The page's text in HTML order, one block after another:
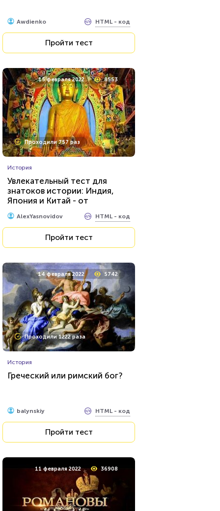
Awdienko HTML - код
Пройти тест
15 февраля 2022 8553
Проходили 757 раз
История
Увлекательный тест для
знатоков истории: Индия,
Япония и Китай - от
древности до
средневековья...Попробуете
свои силы?
AlexYasnovidov HTML - код
Пройти тест
14 февраля 2022 5742
Проходили 1222 раза
История
Греческий или римский бог?
balynskiy HTML - код
Пройти тест
11 февраля 2022 36908